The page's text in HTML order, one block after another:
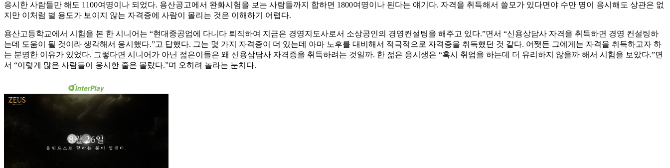
응시한 사람들만 해도 1100여명이나 되었다. 용산공고에서 완화시험을 보는 사람들까지 합하면 1800여명이나 된다는 얘기다. 자격을 취득해서 쓸모가 있다면야 수만 명이 응시해도 상관은 없
지만 이처럼 별 용도가 보이지 않는 자격증에 사람이 몰리는 것은 이해하기 어렵다.
용산고등학교에서 시험을 본 한 시니어는 “현대중공업에 다니다 퇴직하여 지금은 경영지도사로서 소상공인의 경영컨설팅을 해주고 있다.”면서 “신용상담사 자격을 취득하면 경영 컨설팅하
는데 도움이 될 것이라 생각해서 응시했다.”고 답했다. 그는 몇 가지 자격증이 더 있는데 아마 노후를 대비해서 적극적으로 자격증을 취득했던 것 같다. 어쨋든 그에게는 자격을 취득하고자 하
는 분명한 이유가 있었다. 그렇다면 시니어가 아닌 젊은이들은 왜 신용삼담사 자격증을 취득하려는 것일까. 한 젊은 응시생은 “혹시 취업을 하는데 더 유리하지 않을까 해서 시험을 보았다.”면
서 “이렇게 많은 사람들이 응시한 줄은 몰랐다.”며 오히려 놀라는 눈치다.